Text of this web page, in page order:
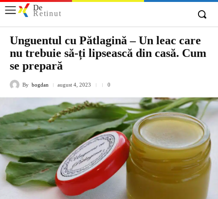
De
Retinut
Unguentul cu Pătlagină – Un leac care
nu trebuie să-ți lipsească din casă. Cum
se prepară
By bogdan august 4, 2023 0